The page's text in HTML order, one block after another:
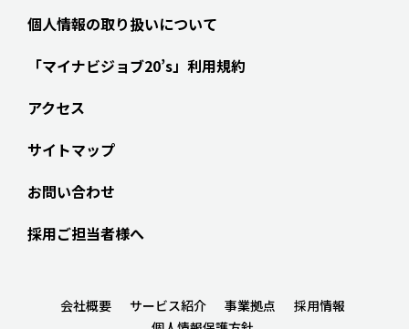
個人情報の取り扱いについて
「マイナビジョブ20’s」利用規約
アクセス
サイトマップ
お問い合わせ
採用ご担当者様へ
会社概要 サービス紹介 事業拠点
採用情報